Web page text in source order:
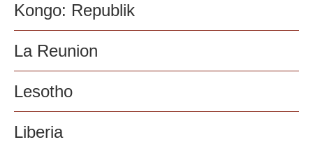
Kongo: Republik
La Reunion
Lesotho
Liberia